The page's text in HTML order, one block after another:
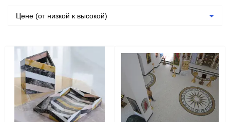
Изделия
Колонны из камня
Резная мозаика из камня
Фонтан из гранита
Цене (от низкой к высокой)